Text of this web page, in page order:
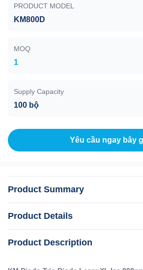
PRODUCT MODEL
KM800D
MOQ
1
Supply Capacity
100 bộ
Yêu cầu ngay bây
Product Summary
mạnh, Đức nhập khẩu module laser
Product Details
Làm nổi bật: Máy cắt tóc bằng
Máy laser diode 808nm
Product Description